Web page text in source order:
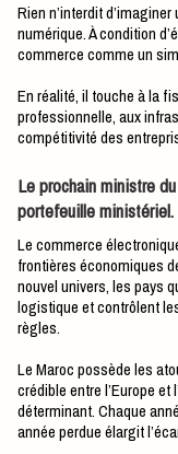
Rien n’interdit
numérique. À condition
commerce comme un
En réalité, il touche à la
professionnelle, aux
compétitivité des
Le prochain ministre
portefeuille ministériel.
Le commerce électronique mondial avance à grande vitesse. Les
frontières économiques
nouvel univers, les pays
logistique et contrôlent
règles.
Le Maroc possède les
crédible entre l’Europe
déterminant. Chaque
année perdue élargit